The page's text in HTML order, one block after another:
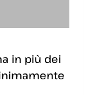
in più dei